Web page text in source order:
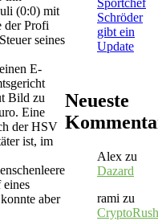
(0:0) mit
der Profi
seines
E-
Bild zu
Eine
der HSV
ist, im
aber
Schröder
gibt ein
Update
Neueste
Alex zu
Dazard
rami zu
CryptoRush